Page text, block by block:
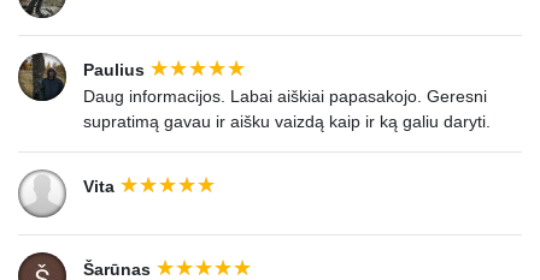
Paulius
Daug informacijos. Labai aiškiai papasakojo. Geresni
supratimą gavau ir aišku vaizdą kaip ir ką galiu daryti.
Vita
Šarūnas